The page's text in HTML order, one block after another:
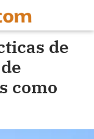
de
como